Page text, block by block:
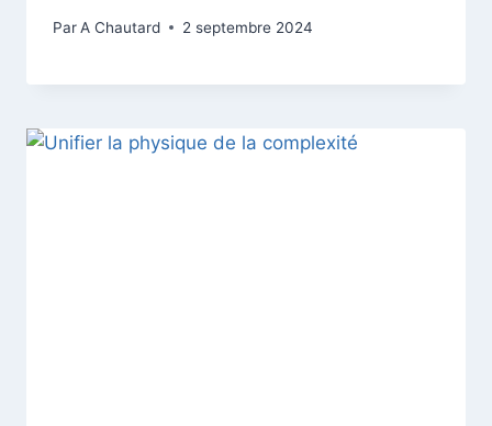
ParA Chautard 2 septembre 2024